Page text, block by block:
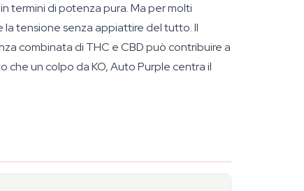
termini di potenza pura. Ma per molti
tensione senza appiattire del tutto. Il
combinata di THC e CBD può contribuire a
che un colpo da KO, Auto Purple centra il